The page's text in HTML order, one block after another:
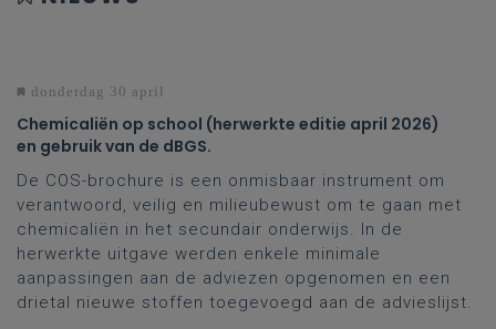
donderdag 30 april
Chemicaliën op school (herwerkte editie april 2026)
en gebruik van de dBGS.
De COS-brochure is een onmisbaar instrument om
verantwoord, veilig en milieubewust om te gaan met
chemicaliën in het secundair onderwijs. In de
herwerkte uitgave werden enkele minimale
aanpassingen aan de adviezen opgenomen en een
drietal nieuwe stoffen toegevoegd aan de advieslijst.